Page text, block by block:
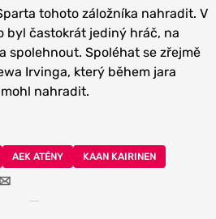
tohoto záložníka nahradit. V
byl častokrát jediný hráč, na
spolehnout. Spoléhat se zřejmě
Irvinga, který během jara
nahradit.
AEK ATÉNY KAAN KAIRINEN